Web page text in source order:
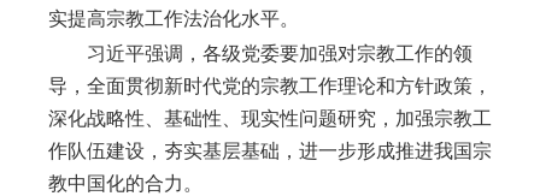
实提高宗教工作法治化水平。
习近平强调，各级党委要加强对宗教工作的领
导，全面贯彻新时代党的宗教工作理论和方针政策，
深化战略性、基础性、现实性问题研究，加强宗教工
作队伍建设，夯实基层基础，进一步形成推进我国宗
教中国化的合力。